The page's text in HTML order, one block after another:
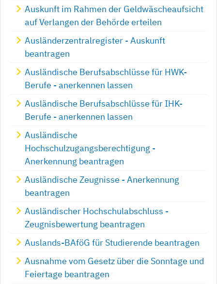
Auskunft im Rahmen der Geldwäscheaufsicht
auf Verlangen der Behörde erteilen
Ausländerzentralregister - Auskunft
beantragen
Ausländische Berufsabschlüsse für HWK-
Berufe - anerkennen lassen
Ausländische Berufsabschlüsse für IHK-
Berufe - anerkennen lassen
Ausländische
Hochschulzugangsberechtigung -
Anerkennung beantragen
Ausländische Zeugnisse - Anerkennung
beantragen
Ausländischer Hochschulabschluss -
Zeugnisbewertung beantragen
Auslands-BAföG für Studierende beantragen
Ausnahme vom Gesetz über die Sonntage und
Feiertage beantragen